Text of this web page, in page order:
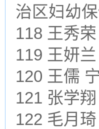
治区妇幼保
118 王秀
119 王妍
120 王儒
121 张学
122 毛月